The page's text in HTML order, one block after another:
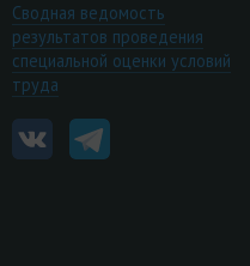
Сводная ведомость
результатов проведения
специальной оценки условий
труда